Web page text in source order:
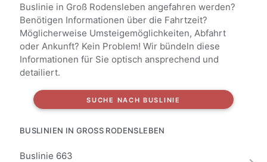
Buslinie in Groß Rodensleben angefahren werden?
Benötigen Informationen über die Fahrtzeit?
Möglicherweise Umsteigemöglichkeiten, Abfahrt
oder Ankunft? Kein Problem! Wir bündeln diese
Informationen für Sie optisch ansprechend und
detailiert.
SUCHE NACH BUSLINIE
BUSLINIEN IN GROSS RODENSLEBEN
Buslinie 663